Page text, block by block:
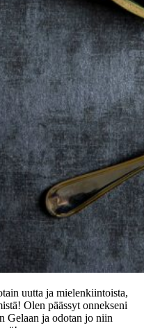
uutta ja mielenkiintoista,
Olen päässyt onnekseni
Gelaan ja odotan jo niin